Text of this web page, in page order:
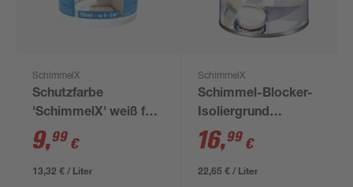
SchimmelX
Schutzfarbe
'SchimmelX' weiß für
Wand und Decke 0,75
l9,99 €
13,32 € / Liter
SchimmelX
Schimmel-Blocker-
Isoliergrund
'SchimmelX' 0,75 l
16,99 €
22,65 € / Liter